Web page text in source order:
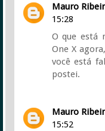
Mauro
15:28
O que está
One X
você está
postei.
Mauro
15:52